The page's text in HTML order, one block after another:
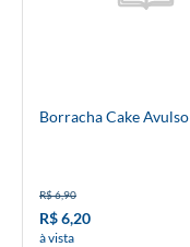
Borracha Cake Avulso
R$ 6,90
R$ 6,20
à vista